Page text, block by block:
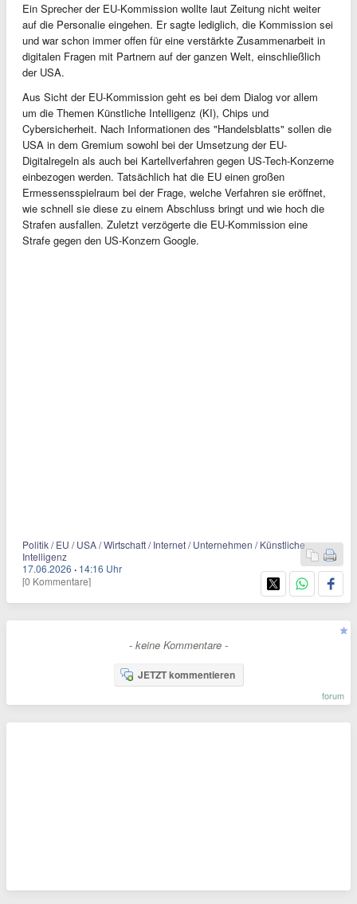
Ein Sprecher der EU-Kommission wollte laut Zeitung nicht weiter
auf die Personalie eingehen. Er sagte lediglich, die Kommission sei
und war schon immer offen für eine verstärkte Zusammenarbeit in
digitalen Fragen mit Partnern auf der ganzen Welt, einschließlich
der USA.
Aus Sicht der EU-Kommission geht es bei dem Dialog vor allem
um die Themen Künstliche Intelligenz (KI), Chips und
Cybersicherheit. Nach Informationen des "Handelsblatts" sollen die
USA in dem Gremium sowohl bei der Umsetzung der EU-
Digitalregeln als auch bei Kartellverfahren gegen US-Tech-Konzerne
einbezogen werden. Tatsächlich hat die EU einen großen
Ermessensspielraum bei der Frage, welche Verfahren sie eröffnet,
wie schnell sie diese zu einem Abschluss bringt und wie hoch die
Strafen ausfallen. Zuletzt verzögerte die EU-Kommission eine
Strafe gegen den US-Konzern Google.
Politik / EU / USA / Wirtschaft / Internet / Unternehmen / Künstliche
Intelligenz
17.06.2026 · 14:16 Uhr
[0 Kommentare]
- keine Kommentare -
JETZT kommentieren
forum